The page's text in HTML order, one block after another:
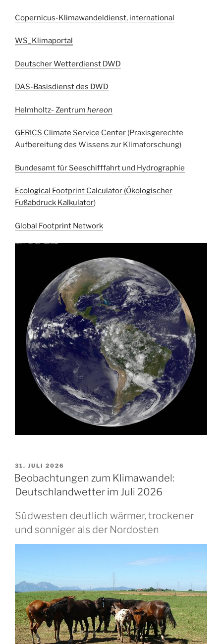
Copernicus-Klimawandeldienst, international
WS_Klimaportal
Deutscher Wetterdienst DWD
DAS-Basisdienst des DWD
Helmholtz- Zentrum hereon
GERICS Climate Service Center (Praxisgerechte
Aufbereitung des Wissens zur Klimaforschung)
Bundesamt für Seeschifffahrt und Hydrographie
Ecological Footprint Calculator (Ökologischer
Fußabdruck Kalkulator)
Global Footprint Network
VERÖFFENTLICHT
AM
31. JULI 2026
Beobachtungen zum Klimawandel:
Deutschlandwetter im Juli 2026
Südwesten deutlich wärmer, trockener
und sonniger als der Nordosten